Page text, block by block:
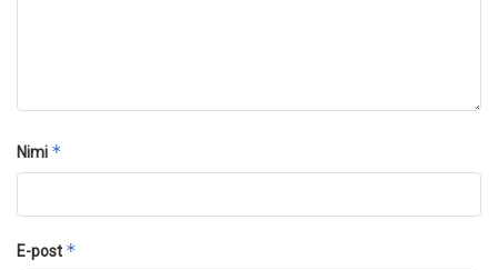
Nimi *
E-post *